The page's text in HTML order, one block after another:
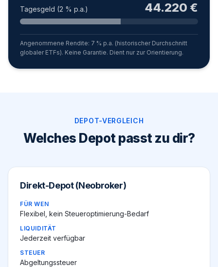
Tagesgeld (2 % p.a.) 44.220 €
Angenommene Rendite: 7 % p.a. (historischer Durchschnitt
globaler ETFs). Keine Garantie. Dient nur zur Orientierung.
DEPOT-VERGLEICH
Welches Depot passt zu dir?
Direkt-Depot (Neobroker)
FÜR WEN
Flexibel, kein Steueroptimierung-Bedarf
LIQUIDITÄT
Jederzeit verfügbar
STEUER
Abgeltungssteuer